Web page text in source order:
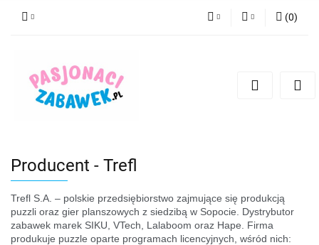
(0)
Producent - Trefl
Trefl S.A. – polskie przedsiębiorstwo zajmujące się produkcją
puzzli oraz gier planszowych z siedzibą w Sopocie. Dystrybutor
zabawek marek SIKU, VTech, Lalaboom oraz Hape. Firma
produkuje puzzle oparte programach licencyjnych, wśród nich: